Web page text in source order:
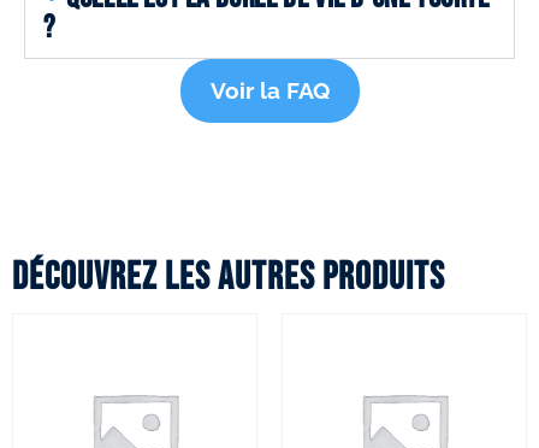
?
Voir la FAQ
Découvrez les autres produits